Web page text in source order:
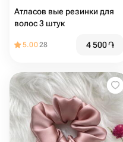
Атласов вые резинки для
волос 3 штук
5.0028 4 500֏